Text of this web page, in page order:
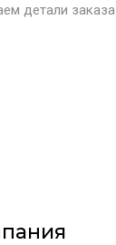
детали заказа